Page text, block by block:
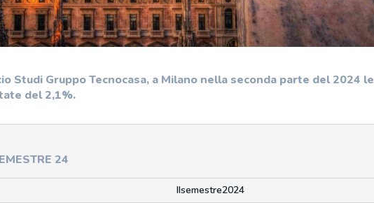
Studi Gruppo Tecnocasa, a Milano nella seconda parte del 2024 le
del 2,1%.
24
IIsemestre2024